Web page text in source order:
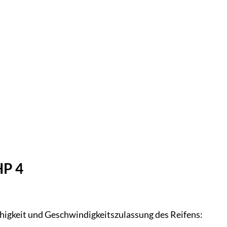
4
und Geschwindigkeitszulassung des Reifens: